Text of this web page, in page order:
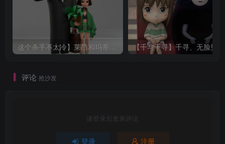
评论 抢沙发
请登录后发表评论
登录 注册